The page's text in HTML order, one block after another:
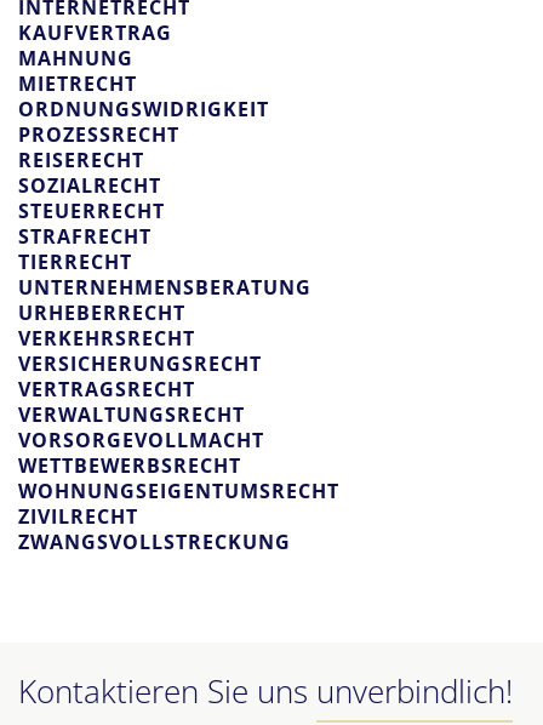
INTERNETRECHT
KAUFVERTRAG
MAHNUNG
MIETRECHT
ORDNUNGSWIDRIGKEIT
PROZESSRECHT
REISERECHT
SOZIALRECHT
STEUERRECHT
STRAFRECHT
TIERRECHT
UNTERNEHMENSBERATUNG
URHEBERRECHT
VERKEHRSRECHT
VERSICHERUNGSRECHT
VERTRAGSRECHT
VERWALTUNGSRECHT
VORSORGEVOLLMACHT
WETTBEWERBSRECHT
WOHNUNGSEIGENTUMSRECHT
ZIVILRECHT
ZWANGSVOLLSTRECKUNG
Kontaktieren Sie uns unverbindlich!